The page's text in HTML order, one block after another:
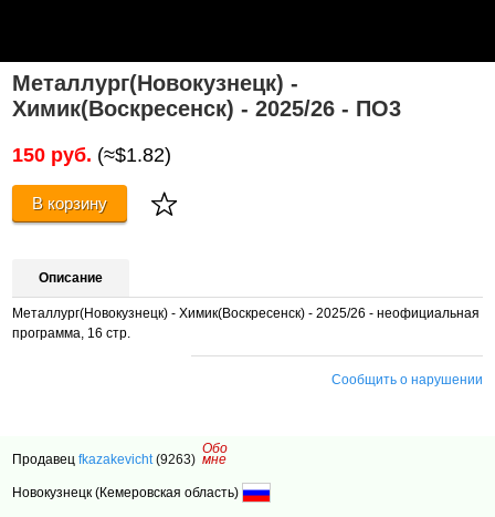
Металлург(Новокузнецк) -
Химик(Воскресенск) - 2025/26 - ПО3
150 руб. (≈$1.82)
В корзину
Описание
Металлург(Новокузнецк) - Химик(Воскресенск) - 2025/26 - неофициальная
программа, 16 стр.
Сообщить о нарушении
Продавецfkazakevicht (9263)
Обо
мне
Новокузнецк (Кемеровская область)